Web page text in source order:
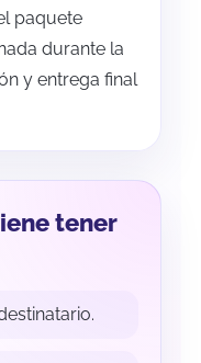
paquete
durante la
y entrega final
tener